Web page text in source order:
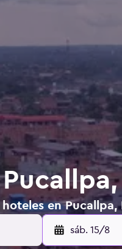
en Pucallpa,
sáb. 15/8